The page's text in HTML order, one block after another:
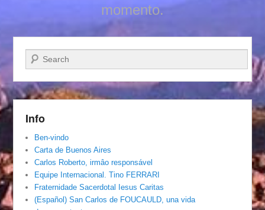
momento.
Pesquisar…
Info
Ben-vindo
Carta de Buenos Aires
Carlos Roberto, irmâo responsável
Equipe Internacional. Tino FERRARI
Fraternidade Sacerdotal Iesus Caritas
(Español) San Carlos de FOUCAULD, una vida